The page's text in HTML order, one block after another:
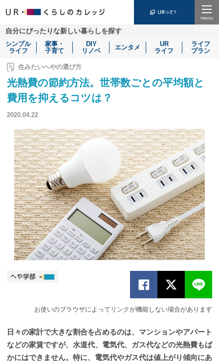
自分にぴったりな新しい暮らしを探す
シンプル
ライフ
家事・
子育て
DIY
リノベ
エンタメ
UR
ライフ
ライフ
プラン
住みたいへやの選び方
光熱費の節約方法。世帯数ごとの平均額と
費用を抑えるコツは？
2020.04.22
お使いのブラウザによってリンクが機能しない場合があります
日々の家計で大きな割合を占めるのは、マンションやアパート
などの家賃ですが、水道代、電気代、ガス代などの光熱費もば
かにはできません。特に、電気代やガス代は値上がり傾向にあ